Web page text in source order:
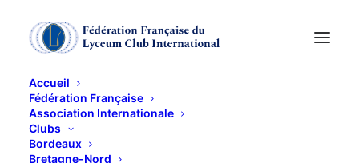
Accueil
Fédération Française
Association Internationale
Clubs
Bordeaux
Bretagne-Nord